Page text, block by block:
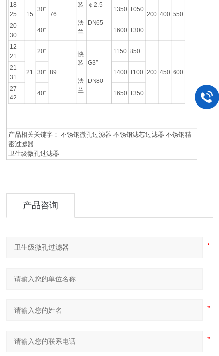
15 76
装
法
兰
￠2.5
DN65
200 400 550
18-
25
30″ 1350 1050
20-
30
40″ 1600 1300
12-
21
21
20″
89
快
装
法
兰
G3″
DN80
1150 850
200 450 600
21-
31
30″ 1400 1100
27-
42
40″ 1650 1350
产品相关关键字： 不锈钢微孔过滤器 不锈钢滤芯过滤器 不锈钢精
密过滤器
卫生级微孔过滤器
产品咨询